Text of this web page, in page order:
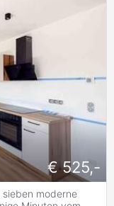
€ 525,-
sieben moderne